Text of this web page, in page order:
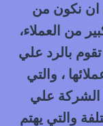
ان نكون من
من العملاء،
بالرد علي
، والتي
الشركة علي
والتي يهتم